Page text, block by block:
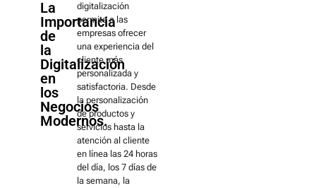
La
Importancia
de
la
Digitalización
en
los
Negocios
Modernos.
digitalización
permite a las
empresas ofrecer
una experiencia del
cliente más
personalizada y
satisfactoria. Desde
la personalización
de productos y
servicios hasta la
atención al cliente
en línea las 24 horas
del día, los 7 días de
la semana, la